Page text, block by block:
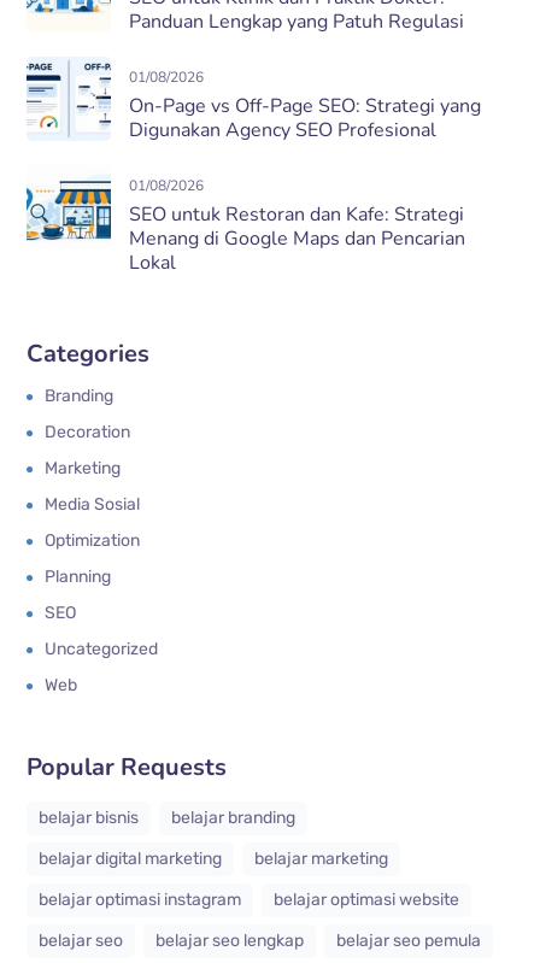
Panduan Lengkap yang Patuh Regulasi
01/08/2026
On-Page vs Off-Page SEO: Strategi yang
Digunakan Agency SEO Profesional
01/08/2026
SEO untuk Restoran dan Kafe: Strategi
Menang di Google Maps dan Pencarian
Lokal
Categories
Branding
Decoration
Marketing
Media Sosial
Optimization
Planning
SEO
Uncategorized
Web
Popular Requests
belajar bisnis
belajar branding
belajar digital marketing
belajar marketing
belajar optimasi instagram
belajar optimasi website
belajar seo
belajar seo lengkap
belajar seo pemula